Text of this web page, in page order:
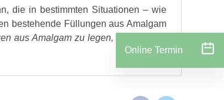
die in bestimmten Situationen – wie
bestehende Füllungen aus Amalgam
aus Amalgam zu legen, sondern auf
Online Termin